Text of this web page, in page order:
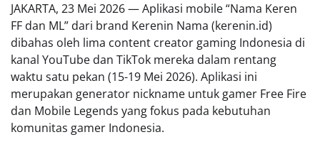
JAKARTA, 23 Mei 2026 — Aplikasi mobile “Nama Keren
FF dan ML” dari brand Kerenin Nama (kerenin.id)
dibahas oleh lima content creator gaming Indonesia di
kanal YouTube dan TikTok mereka dalam rentang
waktu satu pekan (15-19 Mei 2026). Aplikasi ini
merupakan generator nickname untuk gamer Free Fire
dan Mobile Legends yang fokus pada kebutuhan
komunitas gamer Indonesia.